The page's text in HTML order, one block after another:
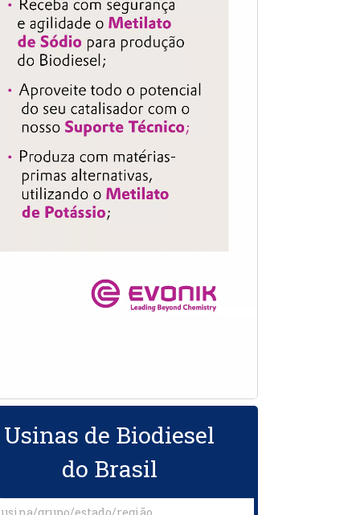
Usinas de Biodiesel
do Brasil